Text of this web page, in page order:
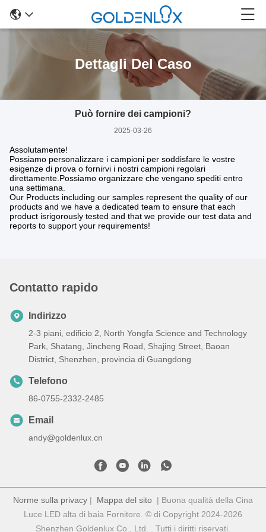
Dettagli Del Caso
Può fornire dei campioni?
2025-03-26
Assolutamente!
Possiamo personalizzare i campioni per soddisfare le vostre
esigenze di prova o fornirvi i nostri campioni regolari
direttamente.Possiamo organizzare che vengano spediti entro
una settimana.
Our Products including our samples represent the quality of our
products and we have a dedicated team to ensure that each
product isrigorously tested and that we provide our test data and
reports to support your requirements!
Contatto rapido
Indirizzo
2-3 piani, edificio 2, North Yongfa Science and Technology
Park, Shatang, Jincheng Road, Shajing Street, Baoan
District, Shenzhen, provincia di Guangdong
Telefono
86-0755-2332-2485
Email
andy@goldenlux.cn
Norme sulla privacy | Mappa del sito | Buona qualità della Cina
Luce LED alta di baia Fornitore. © di Copyright 2024-2026
Shenzhen Goldenlux Co., Ltd. . Tutti i diritti riservati.